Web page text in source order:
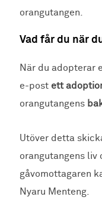
orangutangen.
Vad får du när
När du adopterar
e-post ett
orangutangens
Utöver detta
orangutangens liv
gåvomottagaren
Nyaru Menteng.